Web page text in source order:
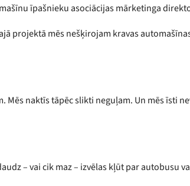
īpašnieku asociācijas mārketinga
projektā mēs nešķirojam kravas
naktīs tāpēc slikti neguļam. Un mēs īsti
– vai cik maz – izvēlas kļūt par autobusu